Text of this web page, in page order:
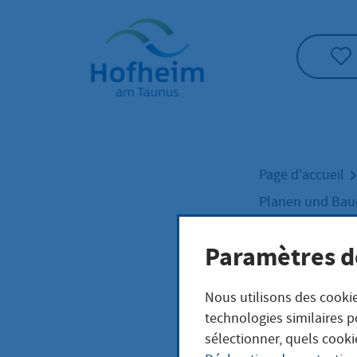
Accueil"
Page d'accueil
Planen und
Paramètres
Nous utilisons des
technologies similaires
sélectionner, quels